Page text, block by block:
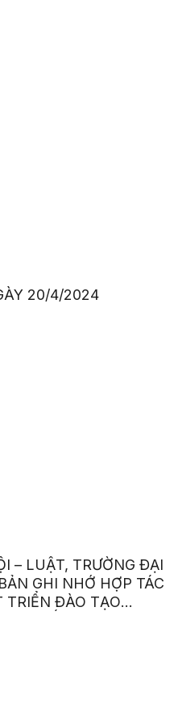
20/4/2024
– LUẬT, TRƯỜNG ĐẠI
GHI NHỚ HỢP TÁC
TRIỂN ĐÀO TẠO